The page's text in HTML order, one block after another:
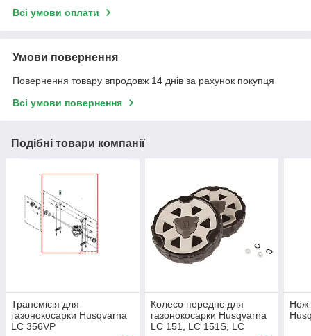
Всі умови оплати
Умови повернення
Повернення товару впродовж 14 днів за рахунок покупця
Всі умови повернення
Подібні товари компанії
Трансмісія для
газонокосарки Husqvarna
LC 356VP
Колесо переднє для
газонокосарки Husqvarna
LC 151, LC 151S, LC
Нож